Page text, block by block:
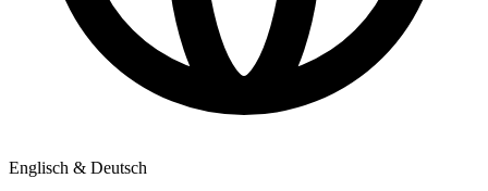
Englisch & Deutsch